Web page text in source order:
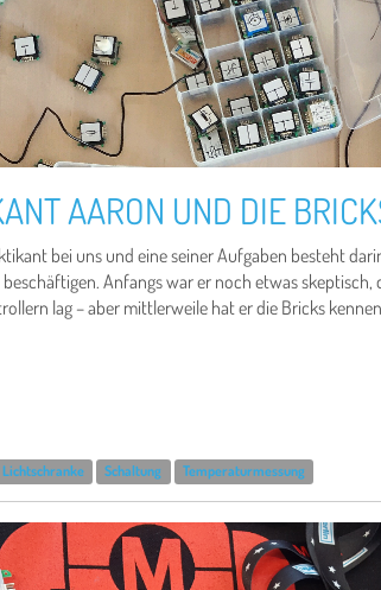
AARON UND DIE
bei uns und eine seiner Aufgaben besteht
beschäftigen. Anfangs war er noch etwas skeptisch,
lag – aber mittlerweile hat er die Bricks
Lichtschranke Schaltung Temperaturmessung